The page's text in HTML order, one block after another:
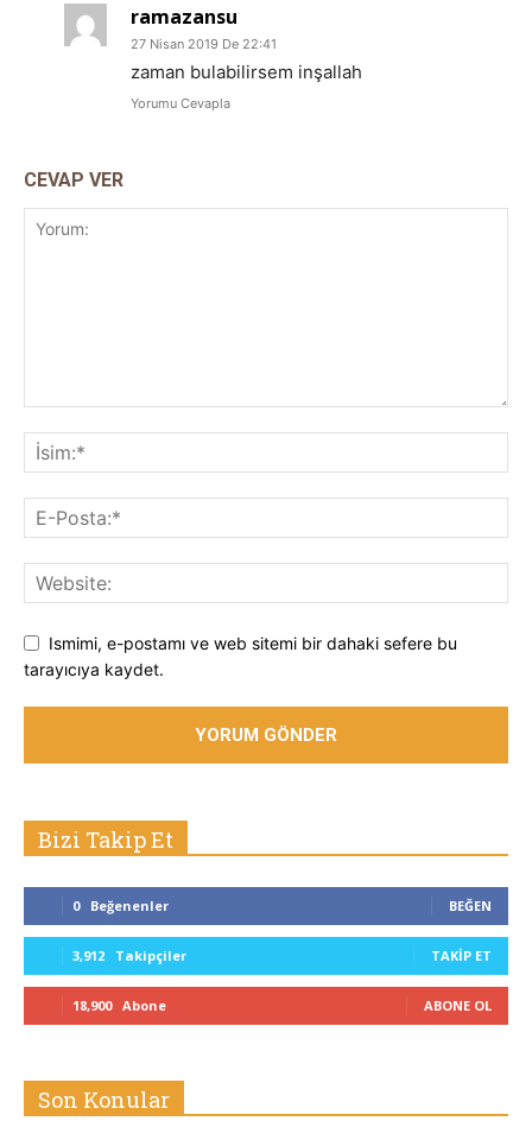
ramazansu
27 Nisan 2019 De 22:41
zaman bulabilirsem inşallah
Yorumu Cevapla
CEVAP VER
Ismimi, e-postamı ve web sitemi bir dahaki sefere bu
tarayıcıya kaydet.
Bizi Takip Et
0 Beğenenler BEĞEN
3,912 Takipçiler TAKIP ET
18,900 Abone ABONE OL
Son Konular